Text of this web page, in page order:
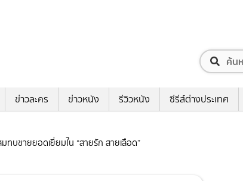
ข่าวละคร ข่าวหนัง รีวิวหนัง ซีรีส์ต่างประเทศ
ทบชายยอดเยี่ยมใน “สายรัก สายเลือด”